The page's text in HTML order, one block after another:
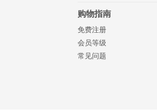
购物指南
免费注册
会员等级
常见问题